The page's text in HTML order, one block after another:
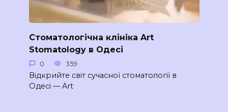
Стоматологічна клініка Art
Stomatology в Одесі
0 359
Відкрийте світ сучасної стоматології в
Одесі — Art